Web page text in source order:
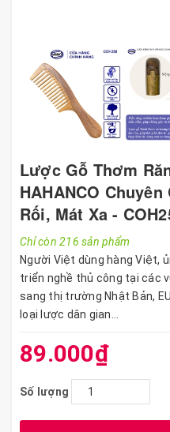
Lược Gỗ Thơm
HAHANCO
Rối, Mát Xa -
Chỉ còn 216 sản phẩm
Người Việt dùng hàng Việt,
triển nghề thủ công tại các
sang thị trường Nhật Bản,
loại lược dân gian...
89.000₫
Số lượng